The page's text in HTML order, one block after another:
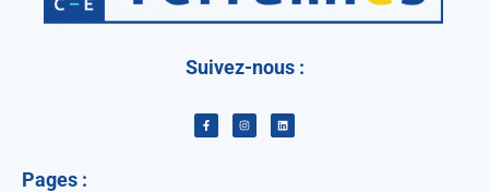
Suivez-nous :
Pages :